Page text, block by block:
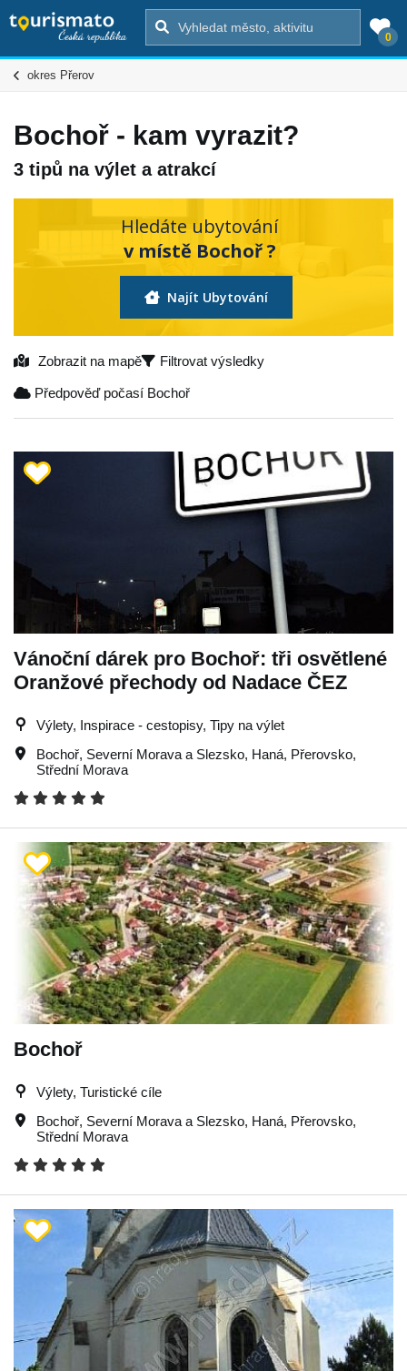
0
okres Přerov
Bochoř - kam vyrazit?
3 tipů na výlet a atrakcí
Hledáte ubytování
v místě Bochoř ?
Najít Ubytování
Zobrazit na mapě Filtrovat výsledky
Předpověď počasí Bochoř
Vánoční dárek pro Bochoř: tři osvětlené
Oranžové přechody od Nadace ČEZ
Výlety, Inspirace - cestopisy, Tipy na výlet
Bochoř, Severní Morava a Slezsko, Haná, Přerovsko,
Střední Morava
Bochoř
Výlety, Turistické cíle
Bochoř, Severní Morava a Slezsko, Haná, Přerovsko,
Střední Morava